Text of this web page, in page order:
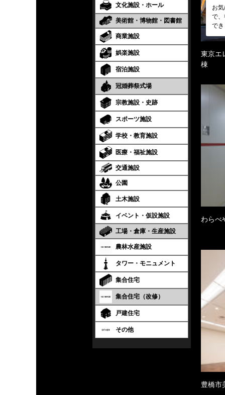
文化施設・ホール
美術館・博物館・図書館
商業施設
娯楽施設
宿泊施設
冠婚葬祭式場
宗教施設・史跡
スポーツ施設
学校・教育施設
医療・福祉施設
交通施設
公園
土木施設
イベント・仮設施設
工場・倉庫・生産施設
農林水産施設
タワー・モニュメント
集合住宅
集合住宅（改修）
戸建住宅
その他
お
で
で
東京エ
棟
わらべ
豊橋市